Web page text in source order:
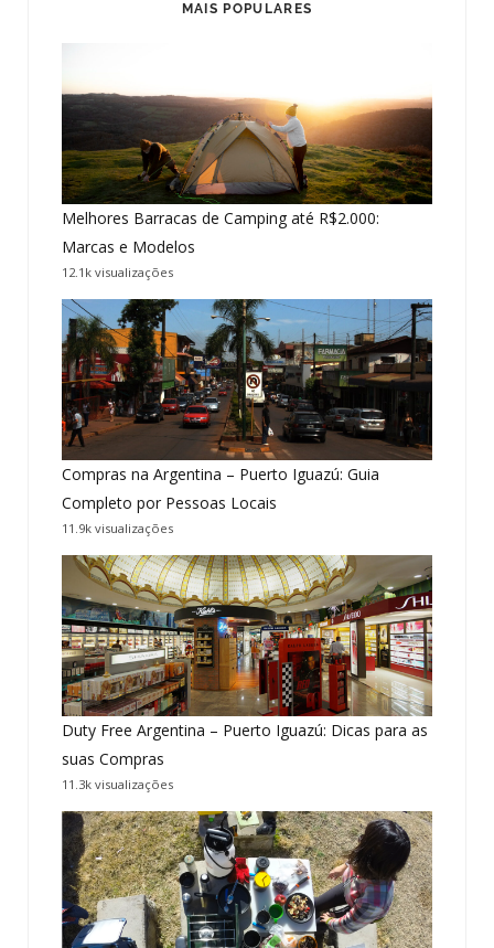
MAIS POPULARES
Melhores Barracas de Camping até R$2.000:
Marcas e Modelos
12.1k visualizações
Compras na Argentina – Puerto Iguazú: Guia
Completo por Pessoas Locais
11.9k visualizações
Duty Free Argentina – Puerto Iguazú: Dicas para as
suas Compras
11.3k visualizações